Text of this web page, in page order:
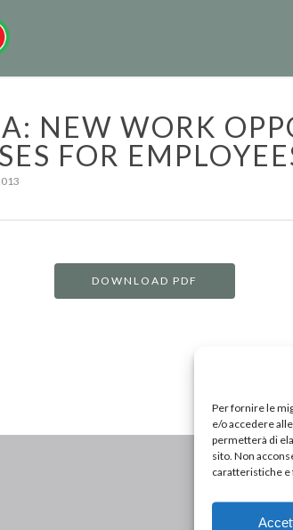
Per fornire le
e/o accedere
permetterà di
sito. Non
caratteristiche e
NEW WORK
FOR
DOWNLOAD PDF